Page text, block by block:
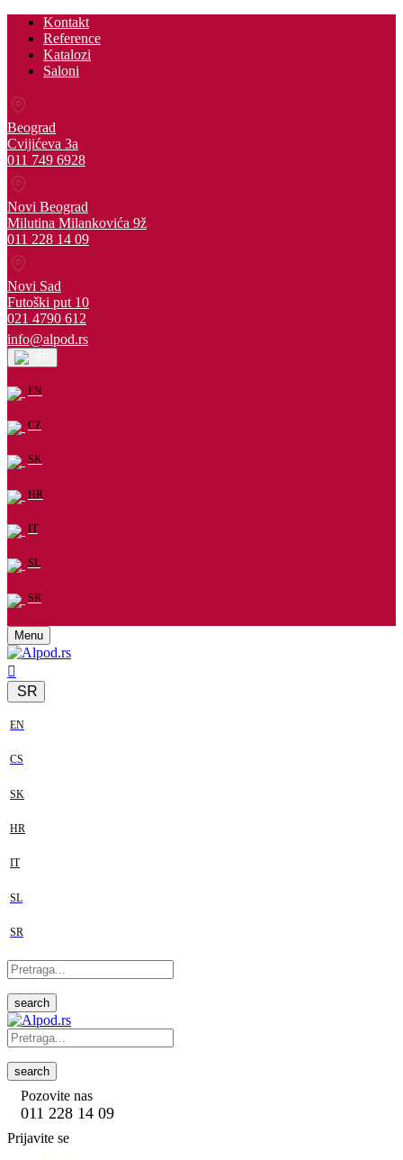
Kontakt
Reference
Katalozi
Saloni
Beograd
Cvijićeva 3a
011 749 6928
Novi Beograd
Milutina Milankovića 9ž
011 228 14 09
Novi Sad
Futoški put 10
021 4790 612
info@alpod.rs
EN
CZ
SK
HR
IT
SL
SR
Menu
SR
EN
CS
SK
HR
IT
SL
SR
search
search
Pozovite nas
011 228 14 09
Prijavite se